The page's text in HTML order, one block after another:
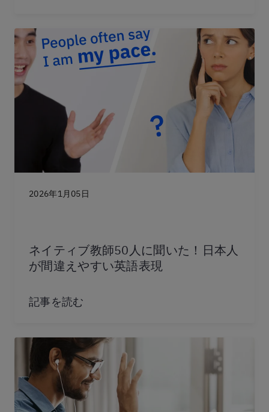
2026年1月05日
ネイティブ教師50人に聞いた！日本人
が間違えやすい英語表現
記事を読む